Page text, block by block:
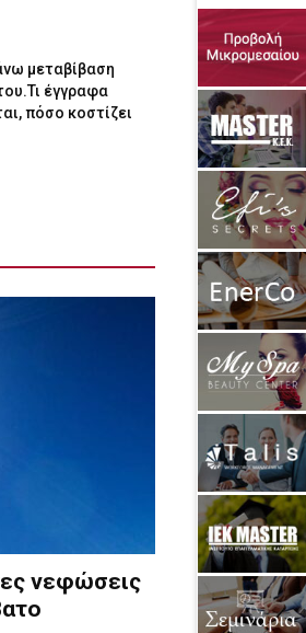
μεταβίβαση
έγγραφα
πόσο κοστίζει
νεφώσεις